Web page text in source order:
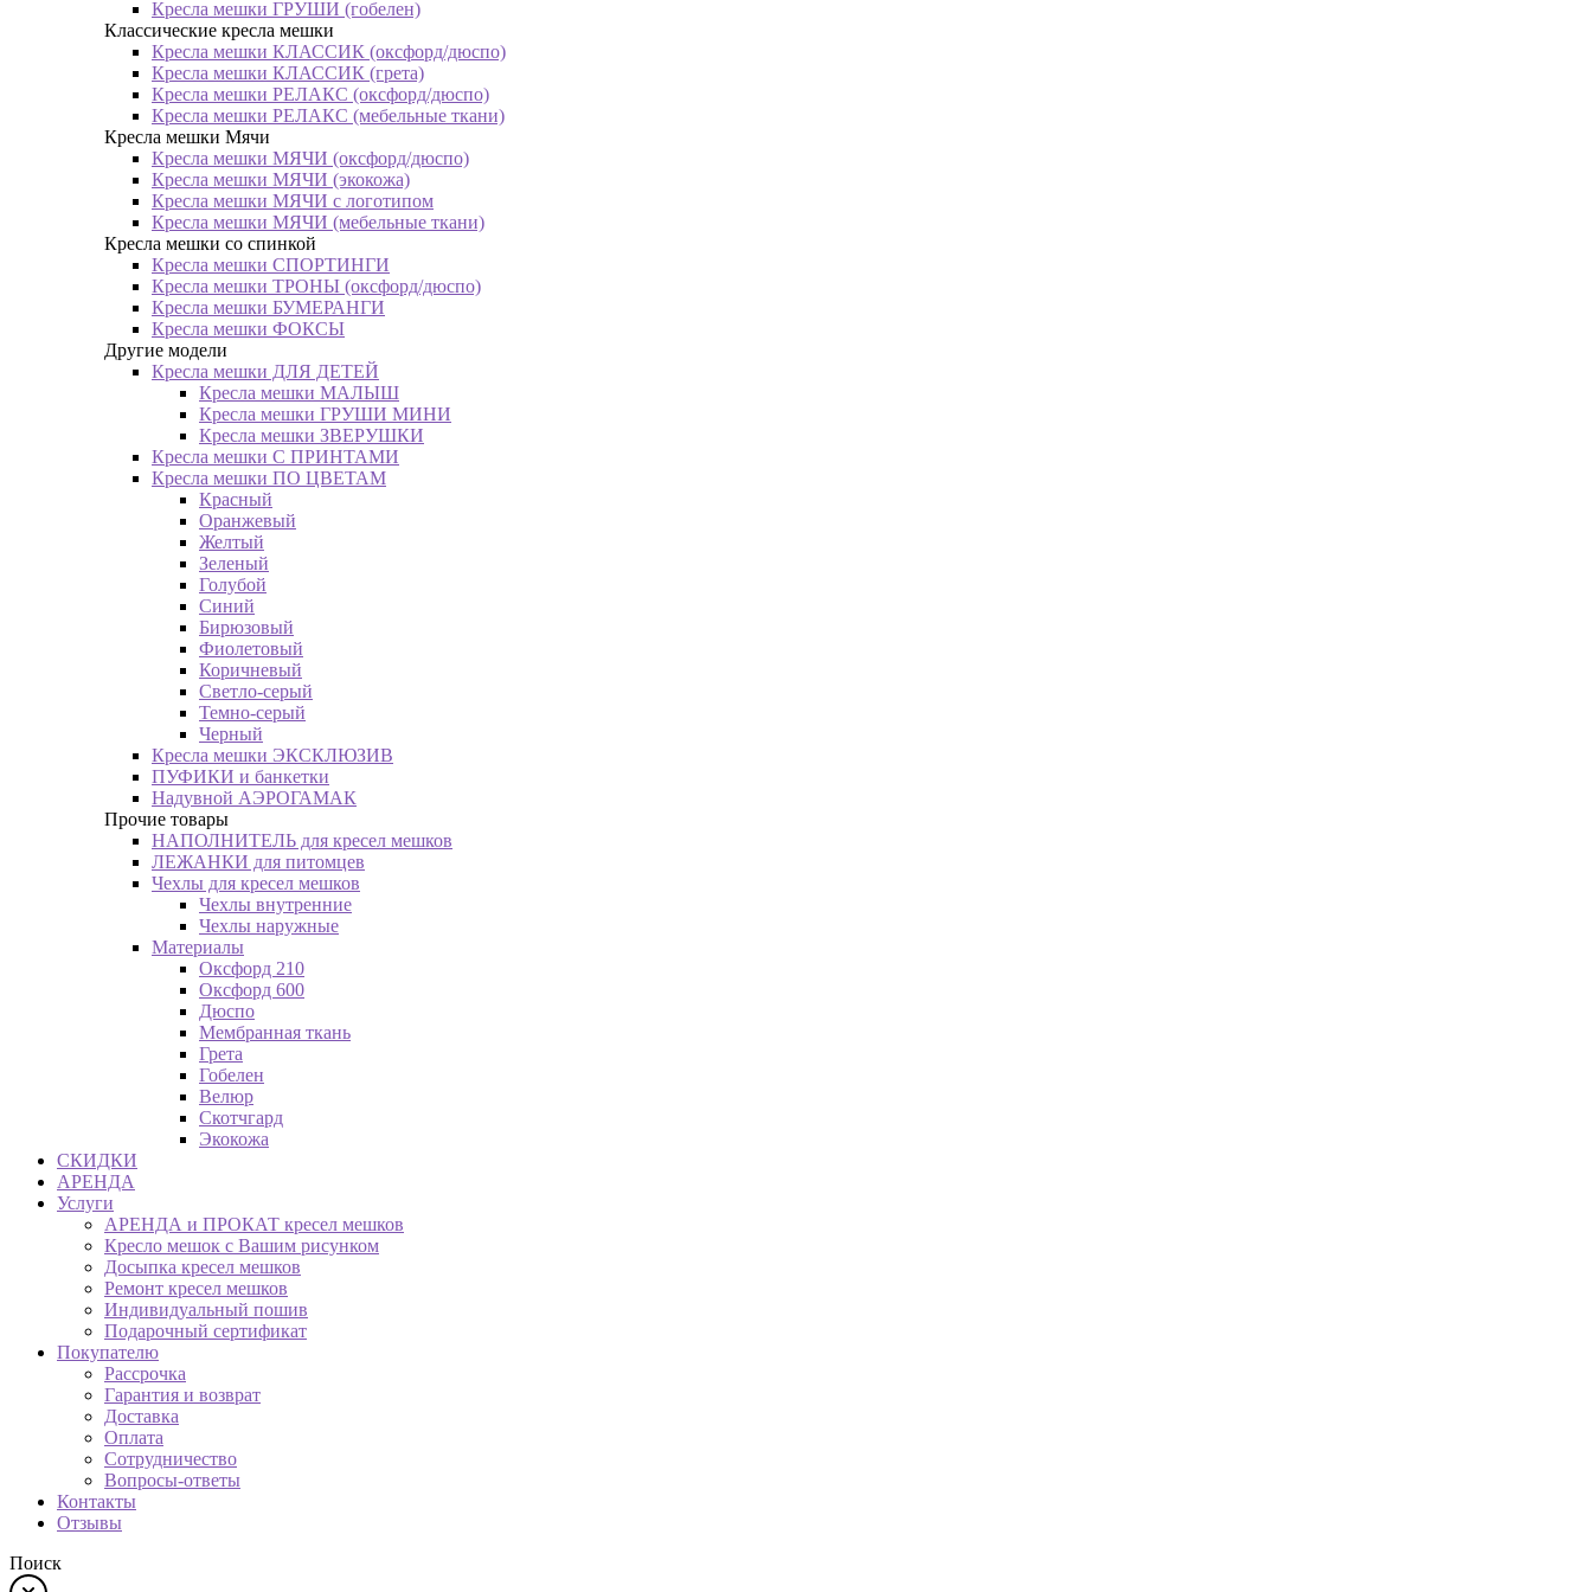
Кресла мешки ГРУШИ (гобелен)
Классические кресла мешки
Кресла мешки КЛАССИК (оксфорд/дюспо)
Кресла мешки КЛАССИК (грета)
Креслa мешки РЕЛАКС (оксфорд/дюспо)
Креслa мешки РЕЛАКС (мебельные ткани)
Кресла мешки Мячи
Кресла мешки МЯЧИ (оксфорд/дюспо)
Кресла мешки МЯЧИ (экокожа)
Кресла мешки МЯЧИ с логотипом
Кресла мешки МЯЧИ (мебельные ткани)
Кресла мешки со спинкой
Кресла мешки СПОРТИНГИ
Кресла мешки ТРОНЫ (оксфорд/дюспо)
Кресла мешки БУМЕРАНГИ
Кресла мешки ФОКСЫ
Другие модели
Кресла мешки ДЛЯ ДЕТЕЙ
Кресла мешки МАЛЫШ
Кресла мешки ГРУШИ МИНИ
Кресла мешки ЗВЕРУШКИ
Кресла мешки С ПРИНТАМИ
Кресла мешки ПО ЦВЕТАМ
Красный
Оранжевый
Желтый
Зеленый
Голубой
Синий
Бирюзовый
Фиолетовый
Коричневый
Светло-серый
Темно-серый
Черный
Кресла мешки ЭКСКЛЮЗИВ
ПУФИКИ и банкетки
Надувной АЭРОГАМАК
Прочие товары
НАПОЛНИТЕЛЬ для кресел мешков
ЛЕЖАНКИ для питомцев
Чехлы для кресел мешков
Чехлы внутренние
Чехлы наружные
Материалы
Оксфорд 210
Оксфорд 600
Дюспо
Мембранная ткань
Грета
Гобелен
Велюр
Скотчгард
Экокожа
СКИДКИ
АРЕНДА
Услуги
АРЕНДА и ПРОКАТ кресел мешков
Кресло мешок с Вашим рисунком
Досыпка кресел мешков
Ремонт кресел мешков
Индивидуальный пошив
Подарочный сертификат
Покупателю
Рассрочка
Гарантия и возврат
Доставка
Оплата
Сотрудничество
Вопросы-ответы
Контакты
Отзывы
Поиск